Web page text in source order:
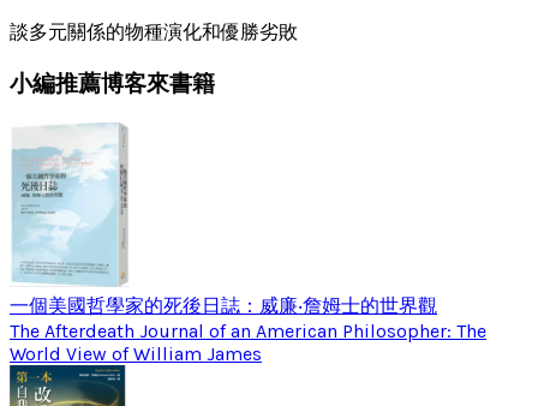
談多元關係的物種演化和優勝劣敗
小編推薦博客來書籍
一個美國哲學家的死後日誌：威廉‧詹姆士的世界觀
The Afterdeath Journal of an American Philosopher: The
World View of William James